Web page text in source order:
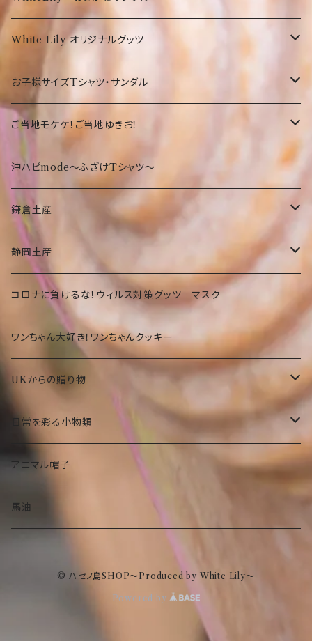
弊社オリジナルTシャツ
オリオンTシャツ
沖縄限定Tシャツ
お菓子・食品
お菓子
食品・飲料
沖縄の守り神！シーサー☆
沖縄限定☆ゆきお
沖縄限定小物類
タオル
カバン
オリオンビールグッツ
Tシャツ
タオル
お魚サンダル
White Lily オリジナルグッツ
Tシャツ
沖縄
鎌倉
ふざけTシャツ
小物
お子様サイズTシャツ・サンダル
サンダル
Tシャツ
ご当地モケケ！ご当地ゆきお！
東京
神奈川
静岡
部活
期間限定
沖縄限定 ゆきお
部活ゆきお
お守りゆきお
水族館もけけ
沖ハピmode～ふざけTシャツ～
鎌倉土産
お菓子・食品
洋菓子
和菓子
Tシャツ
大仏グッツ
静岡土産
お菓子・食品
洋菓子
和菓子
その他食品
プリザーブドフラワー
名画、絵画アート小物
傘
トートバック
コロナに負けるな！ウィルス対策グッツ マスク
ワンちゃん大好き！ワンちゃんクッキー
UKからの贈り物
お菓子
食品
ぬいぐるみ
ピーターラビット
タオル
名画、絵画小物
日常を彩る小物類
マグネット
フラワーベース（花瓶）
アニマル帽子
馬油
© ハセノ島SHOP～Produced by White Lily～
Powered by